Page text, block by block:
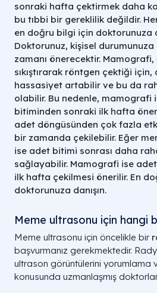
sonraki hafta çektirmek daha
bu tıbbi bir gereklilik değildir.
en doğru bilgi için doktorunuza
Doktorunuz, kişisel
zamanı önerecektir. Mamografi,
sıkıştırarak röntgen çektiği
hassasiyet artabilir ve bu da
olabilir. Bu nedenle, mamografi
bitiminden sonraki ilk hafta
adet döngüsünden çok fazla
bir zamanda çekilebilir. Eğer
ise adet bitimi sonrası daha
sağlayabilir. Mamografi ise
ilk hafta çekilmesi önerilir. En
doktorunuza danışın.
Meme ultrasonu için hangi
Meme ultrasonu için öncelikle bir
başvurmanız gerekmektedir.
ultrason görüntülerini yorumlama
konusunda uzmanlaşmış